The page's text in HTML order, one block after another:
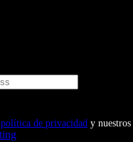
política de privacidad y nuestros